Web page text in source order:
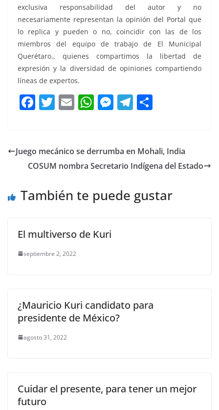
exclusiva responsabilidad del autor y no
necesariamente representan la opinión del Portal que
lo replica y pueden o no, coincidir con las de los
miembros del equipo de trabajo de El Municipal
Querétaro., quienes compartimos la libertad de
expresión y la diversidad de opiniones compartiendo
líneas de expertos.
F
a
e
b
o
T
w
er
E
m
l
W
h
s
A
p
M
e
e
n
er
T
el
gr
a
p
ar
Juego mecánico se derrumba en Mohali, India
COSUM nombra Secretario Indígena del Estado
También te puede gustar
El multiverso de Kuri
septiembre 2, 2022
¿Mauricio Kuri candidato para
presidente de México?
agosto 31, 2022
Cuidar el presente, para tener un mejor
futuro